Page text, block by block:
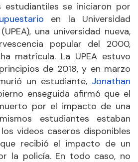
estudiantiles se iniciaron por
en la Universidad
una universidad nueva,
popular del 2000,
matrícula. La UPEA estuvo
de 2018, y en marzo
un estudiante, Jonathan
enseguida afirmó que el
por el impacto de una
estudiantes estaban
videos caseros disponibles
recibió el impacto de un
la policía. En todo caso, no